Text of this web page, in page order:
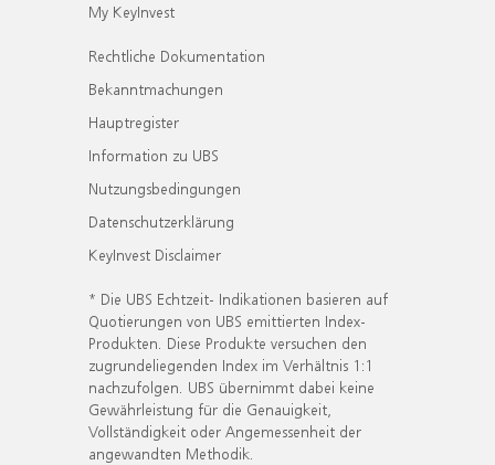
My KeyInvest
Rechtliche Dokumentation
Bekanntmachungen
Hauptregister
Information zu UBS
Nutzungsbedingungen
Datenschutzerklärung
KeyInvest Disclaimer
* Die UBS Echtzeit- Indikationen basieren auf
Quotierungen von UBS emittierten Index-
Produkten. Diese Produkte versuchen den
zugrundeliegenden Index im Verhältnis 1:1
nachzufolgen. UBS übernimmt dabei keine
Gewährleistung für die Genauigkeit,
Vollständigkeit oder Angemessenheit der
angewandten Methodik.